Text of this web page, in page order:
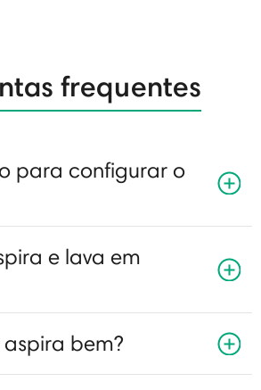
frequentes
para configurar o
e lava em
aspira bem?